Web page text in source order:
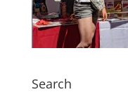
Search